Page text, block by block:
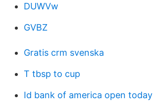
DUWVw
GVBZ
Gratis crm svenska
T tbsp to cup
Id bank of america open today